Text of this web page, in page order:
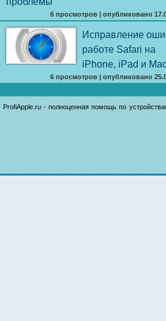
6 просмотров |опубликовано
Исправление
работе Safari на
iPhone, iPad и
6 просмотров |опубликовано
ProfiApple.ru - полноценная помощь по